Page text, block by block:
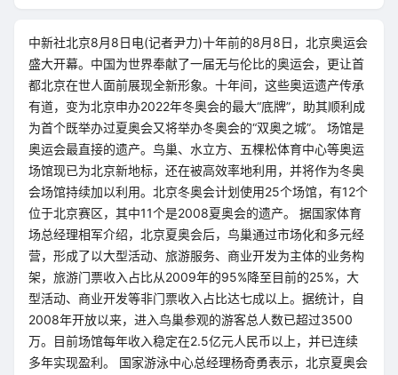
中新社北京8月8日电(记者尹力)十年前的8月8日，北京奥运会
盛大开幕。中国为世界奉献了一届无与伦比的奥运会，更让首
都北京在世人面前展现全新形象。十年间，这些奥运遗产传承
有道，变为北京申办2022年冬奥会的最大“底牌”，助其顺利成
为首个既举办过夏奥会又将举办冬奥会的“双奥之城”。 场馆是
奥运会最直接的遗产。鸟巢、水立方、五棵松体育中心等奥运
场馆现已为北京新地标，还在被高效率地利用，并将作为冬奥
会场馆持续加以利用。北京冬奥会计划使用25个场馆，有12个
位于北京赛区，其中11个是2008夏奥会的遗产。 据国家体育
场总经理相军介绍，北京夏奥会后，鸟巢通过市场化和多元经
营，形成了以大型活动、旅游服务、商业开发为主体的业务构
架，旅游门票收入占比从2009年的95%降至目前的25%，大
型活动、商业开发等非门票收入占比达七成以上。据统计，自
2008年开放以来，进入鸟巢参观的游客总人数已超过3500
万。目前场馆每年收入稳定在2.5亿元人民币以上，并已连续
多年实现盈利。 国家游泳中心总经理杨奇勇表示，北京夏奥会